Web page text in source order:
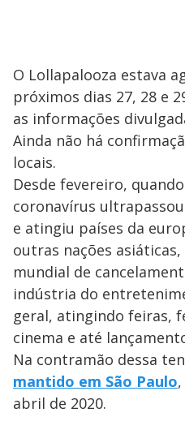
O Lollapalooza estava
próximos dias 27, 28 e
as informações
Ainda não há
locais.
Desde fevereiro,
coronavírus
e atingiu países da
outras nações
mundial de
indústria do
geral, atingindo feiras,
cinema e até
Na contramão dessa
mantido em São Paulo
abril de 2020.